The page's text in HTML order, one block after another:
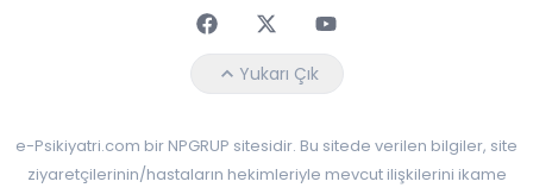
FaceebokTwitterYoutube
Yukarı Çık
e-Psikiyatri.com bir NPGRUP sitesidir. Bu sitede verilen bilgiler, site
ziyaretçilerinin/hastaların hekimleriyle mevcut ilişkilerini ikame